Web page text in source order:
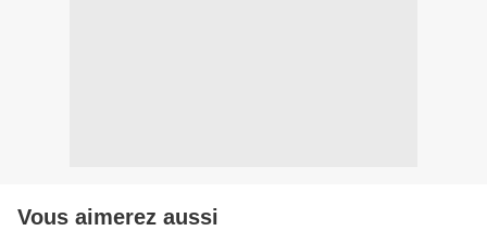
Vous aimerez aussi